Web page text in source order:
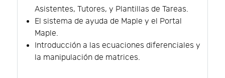
Asistentes, Tutores, y Plantillas de Tareas.
El sistema de ayuda de Maple y el Portal
Maple.
Introducción a las ecuaciones diferenciales y
la manipulación de matrices.